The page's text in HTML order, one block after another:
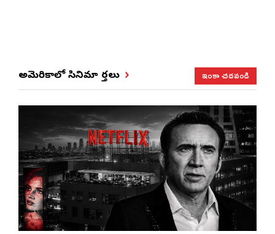
అమెరికాలో సినిమా వార్తలు ఇంకా చదవండి